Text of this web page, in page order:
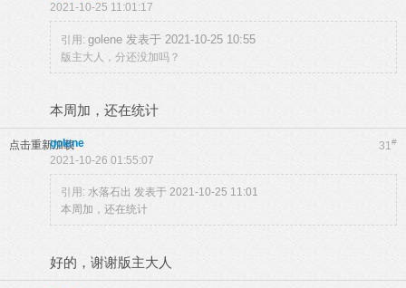
2021-10-25 11:01:17
引用: golene 发表于 2021-10-25 10:55
版主大人，分还没加吗？
本周加，还在统计
点击重新加载 31#
golene
2021-10-26 01:55:07
引用: 水落石出 发表于 2021-10-25 11:01
本周加，还在统计
好的，谢谢版主大人